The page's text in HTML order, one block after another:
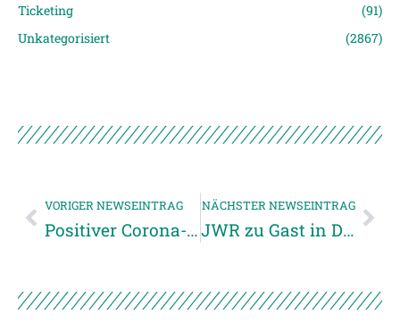
Ticketing
(91)
Unkategorisiert
(2867)
VORIGER NEWSEINTRAG
Positiver Corona-Test bei der SV Guntamatic Ried
NÄCHSTER NEWSEINTRAG
JWR zu Gast in Deutschlandsberg